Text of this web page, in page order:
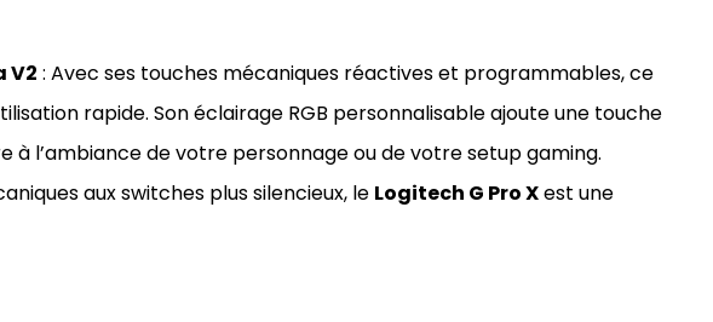
V2 : Avec ses touches mécaniques réactives et programmables, ce
rapide. Son éclairage RGB personnalisable ajoute une touche
à l’ambiance de votre personnage ou de votre setup gaming.
aux switches plus silencieux, le Logitech G Pro Xest une